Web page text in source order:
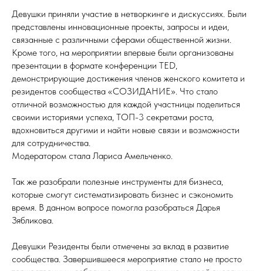
Девушки приняли участие в нетворкинге и дискуссиях. Были
представлены инновационные проекты, запросы и идеи,
связанные с различными сферами общественной жизни.
Кроме того, на мероприятии впервые были организованы
презентации в формате конференции TED,
демонстрирующие достижения членов женского комитета и
резидентов сообщества «СОЗИДАНИЕ». Что стало
отличной возможностью для каждой участницы поделиться
своими историями успеха, ТОП-3 секретами роста,
вдохновиться другими и найти новые связи и возможности
для сотрудничества.
Модератором стала Лариса Амельченко.
Так же разобрали полезные инструменты для бизнеса,
которые смогут систематизировать бизнес и сэкономить
время. В данном вопросе помогла разобраться Дарья
Зябликова.
Девушки Резиденты были отмечены за вклад в развитие
сообщества. Завершившееся мероприятие стало не просто